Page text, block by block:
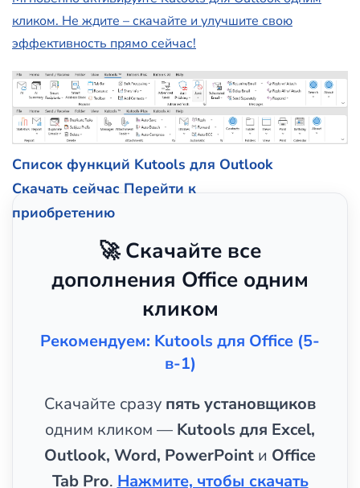
кликом. Не ждите – скачайте и улучшите свою
эффективность прямо сейчас!
Список функций Kutools для Outlook
Скачать сейчас Перейти к
приобретению
🚀 Скачайте все
дополнения Office одним
кликом
Рекомендуем: Kutools для Office (5-
в-1)
Скачайте сразу пять установщиков
одним кликом — Kutools для Excel,
Outlook, Word, PowerPoint и Office
Tab Pro. Нажмите, чтобы скачать